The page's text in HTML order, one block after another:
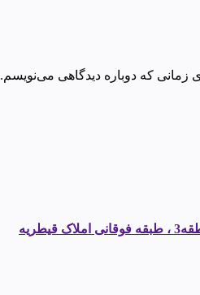
زمانی که دوباره دیدگاهی می‌نویسم.